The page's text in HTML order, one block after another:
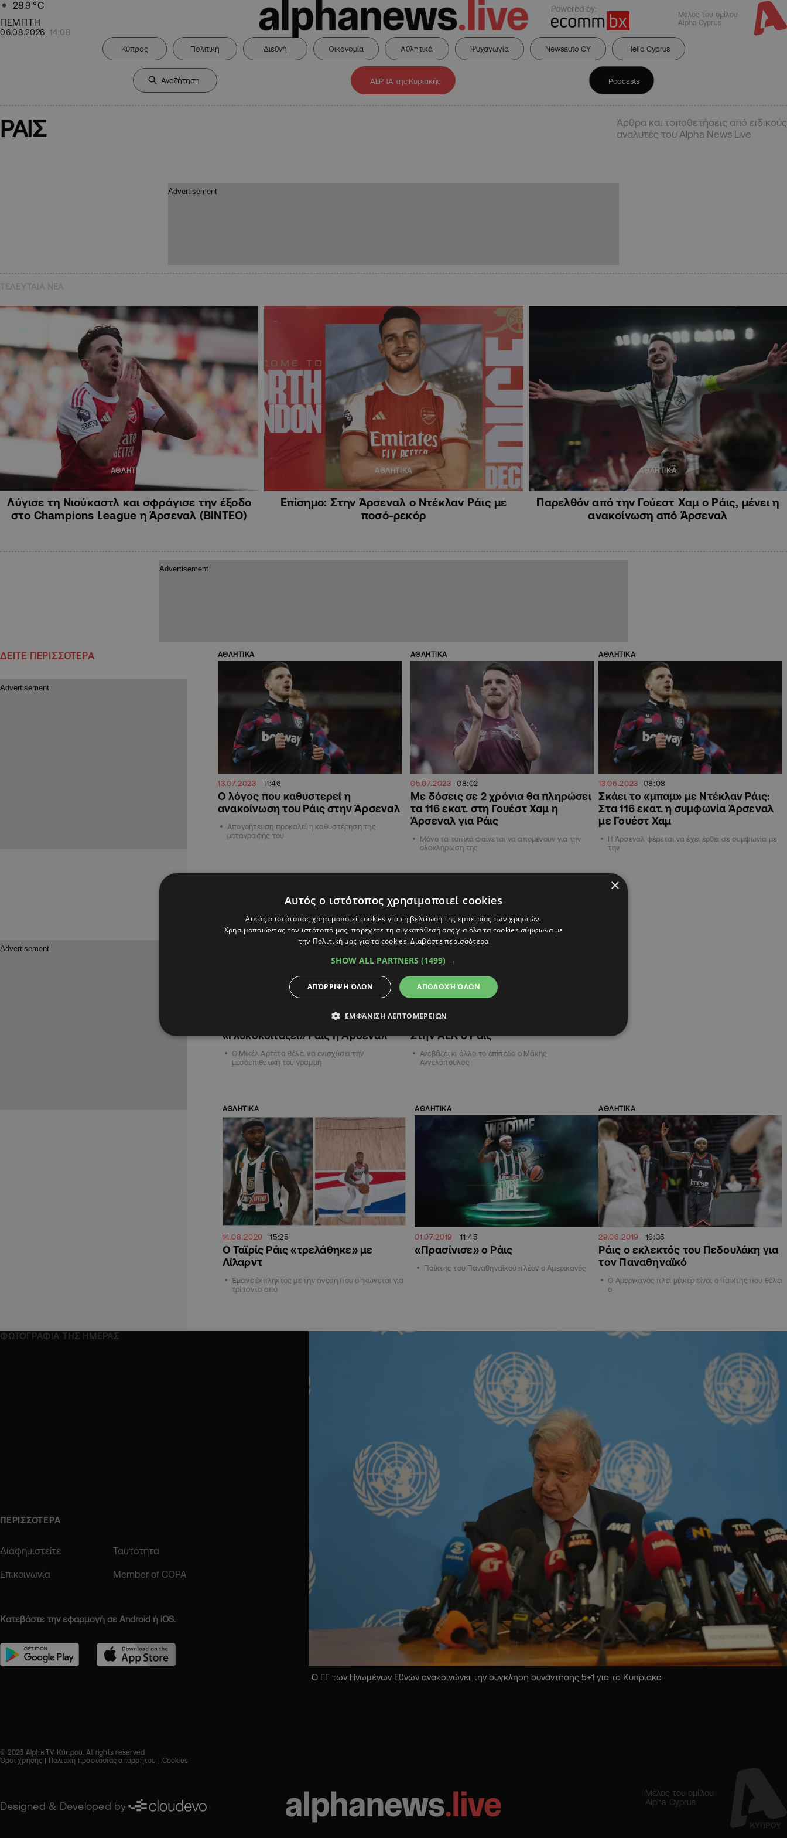
28.9 °C
ΠΕΜΠΤΗ
06.08.2026 14:08
Powered by:
Μέλος του ομίλου
Alpha Cyprus
Κύπρος Πολιτική Διεθνή Οικονομία Αθλητικά Ψυχαγωγία Newsauto CY Hello Cyprus
ALPHA της Κυριακής Podcasts
ΡΑΙΣ
Άρθρα και τοποθετήσεις από ειδικούς
αναλυτές του Alpha News Live
ΑΘΛΗΤΙΚΑ
Λύγισε τη Νιούκαστλ και σφράγισε την έξοδο
στο Champions League η Άρσεναλ (ΒΙΝΤΕΟ)
ΑΘΛΗΤΙΚΑ
Επίσημο: Στην Άρσεναλ ο Ντέκλαν Ράις με
ποσό-ρεκόρ
ΑΘΛΗΤΙΚΑ
Παρελθόν από την Γούεστ Χαμ ο Ράις, μένει η
ανακοίνωση από Άρσεναλ
ΔΕΙΤΕ ΠΕΡΙΣΣΟΤΕΡΑ ΑΘΛΗΤΙΚΑ
13.07.2023 11:46
Ο λόγος που καθυστερεί η
ανακοίνωση του Ράις στην Άρσεναλ
Απογοήτευση προκαλεί η καθυστέρηση της
μεταγραφής του
ΑΘΛΗΤΙΚΑ
05.07.2023 08:02
Με δόσεις σε 2 χρόνια θα πληρώσει
τα 116 εκατ. στη Γουέστ Χαμ η
Άρσεναλ για Ράις
Μόνο τα τυπικά φαίνεται να απομένουν για την
ολοκλήρωση της
ΑΘΛΗΤΙΚΑ
13.06.2023 08:08
Σκάει το «μπαμ» με Ντέκλαν Ράις:
Στα 116 εκατ. η συμφωνία Άρσεναλ
με Γουέστ Χαμ
Η Άρσεναλ φέρεται να έχει έρθει σε συμφωνία με
την
«Γλυκοκοιτάζει» Ράις η Άρσεναλ
Ο Μικέλ Αρτέτα θέλει να ενισχύσει την
μεσοεπιθετική του γραμμή
Στην ΑΕΚ ο Ράις
Ανεβάζει κι άλλο το επίπεδο ο Μάκης
Αγγελόπουλος
ΑΘΛΗΤΙΚΑ
14.08.2020 15:25
Ο Ταϊρίς Ράις «τρελάθηκε» με
Λίλαρντ
Έμεινε έκπληκτος με την άνεση που σηκώνεται για
τρίποντο από
ΑΘΛΗΤΙΚΑ
01.07.2019 11:45
«Πρασίνισε» ο Ράις
Παίκτης του Παναθηναϊκού πλέον ο Αμερικανός
ΑΘΛΗΤΙΚΑ
29.06.2019 16:35
Ράις ο εκλεκτός του Πεδουλάκη για
τον Παναθηναϊκό
Ο Αμερικανός πλεϊ μέικερ είναι ο παίκτης που θέλει
ο
ΦΩΤΟΓΡΑΦΙΑ ΤΗΣ ΗΜΕΡΑΣ
ΠΕΡΙΣΣΟΤΕΡΑ
Διαφημιστείτε Ταυτότητα
Επικοινωνία Member of COPA
Κατεβάστε την εφαρμογή σε Android ή iOS.
Ο ΓΓ των Ηνωμένων Εθνών ανακοινώνει την σύγκληση συνάντησης 5+1 για το Κυπριακό
© 2026 Alpha TV Κύπρου. All rights reserved
Όροι χρήσης
Πολιτική προστασίας απορρήτου Cookies
Designed & Developed by
Μέλος του ομίλου
Alpha Cyprus
×
Αυτός ο ιστότοπος χρησιμοποιεί cookies
Αυτός ο ιστότοπος χρησιμοποιεί cookies για τη βελτίωση της εμπειρίας των χρηστών.
Χρησιμοποιώντας τον ιστότοπό μας, παρέχετε τη συγκατάθεσή σας για όλα τα cookies σύμφωνα με
την Πολιτική μας για τα cookies.Διαβάστε περισσότερα
SHOW ALL PARTNERS (1499) →
ΑΠΟΔΟΧΉ ΌΛΩΝ
ΑΠΌΡΡΙΨΗ ΌΛΩΝ
ΕΜΦΆΝΙΣΗ ΛΕΠΤΟΜΕΡΕΙΏΝ